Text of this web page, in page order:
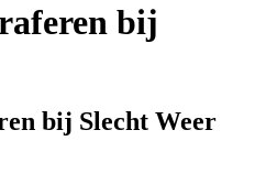
bij
bij Slecht Weer